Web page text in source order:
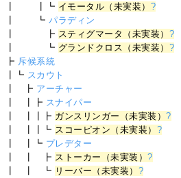
┃ ┃┗ イモータル（未実装） ?
┃ ┗パラディン
┃ ┣ スティグマータ（未実装） ?
┃ ┗ グランドクロス（未実装） ?
┣ 斥候系統
┃┗ スカウト
┃ ┣ アーチャー
┃ ┃┣ スナイパー
┃ ┃┃┣ ガンスリンガー（未実装）?
┃ ┃┃┗ スコーピオン（未実装） ?
┃ ┃┗ プレデター
┃ ┃ ┣ ストーカー（未実装）?
┃ ┃ ┗ リーバー（未実装） ?